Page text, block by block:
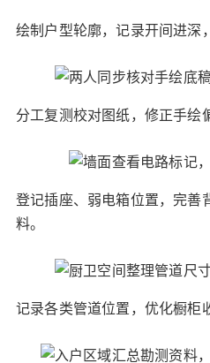
绘制户型轮廓，记录开间进深
分工复测校对图纸，修正手绘
登记插座、弱电箱位置，完善
料。
记录各类管道位置，优化橱柜